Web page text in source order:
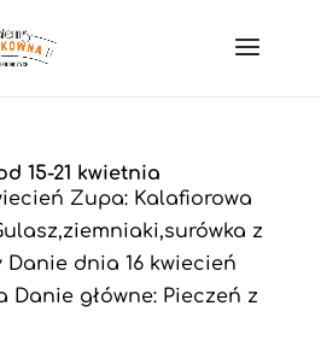
15-21 kwietnia
Zupa: Kalafiorowa
z
dnia 16 kwiecień
Danie główne: Pieczeń z